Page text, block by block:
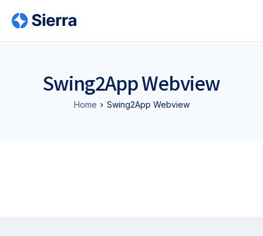
Swing2App Webview
Home Swing2App Webview